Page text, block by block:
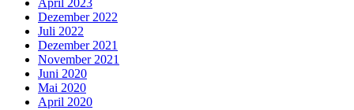
Dezember 2022
Juli 2022
Dezember 2021
November 2021
Juni 2020
Mai 2020
April 2020